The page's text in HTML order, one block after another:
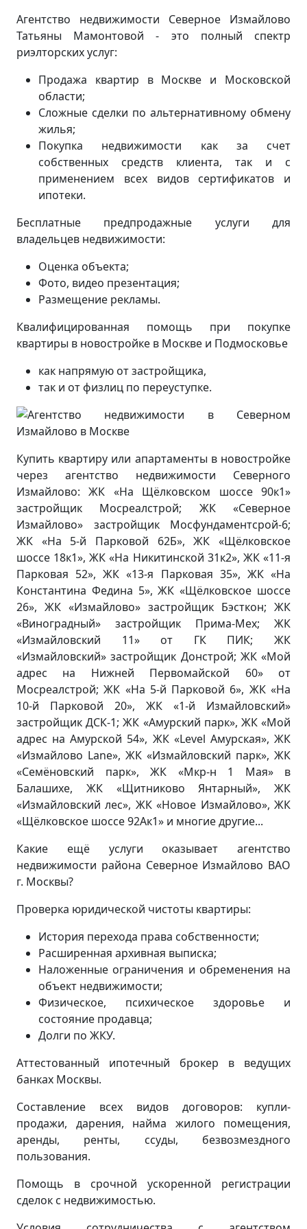
Агентство недвижимости Северное Измайлово
Татьяны Мамонтовой - это полный спектр
риэлторских услуг:
Продажа квартир в Москве и Московской
области;
Сложные сделки по альтернативному обмену
жилья;
Покупка недвижимости как за счет
собственных средств клиента, так и с
применением всех видов сертификатов и
ипотеки.
Бесплатные предпродажные услуги для
владельцев недвижимости:
Оценка объекта;
Фото, видео презентация;
Размещение рекламы.
Квалифицированная помощь при покупке
квартиры в новостройке в Москве и Подмосковье
как напрямую от застройщика,
так и от физлиц по переуступке.
Купить квартиру или апартаменты в новостройке
через агентство недвижимости Северного
Измайлово: ЖК «На Щёлковском шоссе 90к1»
застройщик Мосреалстрой; ЖК «Северное
Измайлово» застройщик Мосфундаментсрой-6;
ЖК «На 5-й Парковой 62Б», ЖК «Щёлковское
шоссе 18к1», ЖК «На Никитинской 31к2», ЖК «11-я
Парковая 52», ЖК «13-я Парковая 35», ЖК «На
Константина Федина 5», ЖК «Щёлковское шоссе
26», ЖК «Измайлово» застройщик Бэсткон; ЖК
«Виноградный» застройщик Прима-Мех; ЖК
«Измайловский 11» от ГК ПИК; ЖК
«Измайловский» застройщик Донстрой; ЖК «Мой
адрес на Нижней Первомайской 60» от
Мосреалстрой; ЖК «На 5-й Парковой 6», ЖК «На
10-й Парковой 20», ЖК «1-й Измайловский»
застройщик ДСК-1; ЖК «Амурский парк», ЖК «Мой
адрес на Амурской 54», ЖК «Level Амурская», ЖК
«Измайлово Lane», ЖК «Измайловский парк», ЖК
«Семёновский парк», ЖК «Мкр-н 1 Мая» в
Балашихе, ЖК «Щитниково Янтарный», ЖК
«Измайловский лес», ЖК «Новое Измайлово», ЖК
«Щёлковское шоссе 92Ак1» и многие другие...
Какие ещё услуги оказывает агентство
недвижимости района Северное Измайлово ВАО
г. Москвы?
Проверка юридической чистоты квартиры:
История перехода права собственности;
Расширенная архивная выписка;
Наложенные ограничения и обременения на
объект недвижимости;
Физическое, психическое здоровье и
состояние продавца;
Долги по ЖКУ.
Аттестованный ипотечный брокер в ведущих
банках Москвы.
Составление всех видов договоров: купли-
продажи, дарения, найма жилого помещения,
аренды, ренты, ссуды, безвозмездного
пользования.
Помощь в срочной ускоренной регистрации
сделок с недвижимостью.